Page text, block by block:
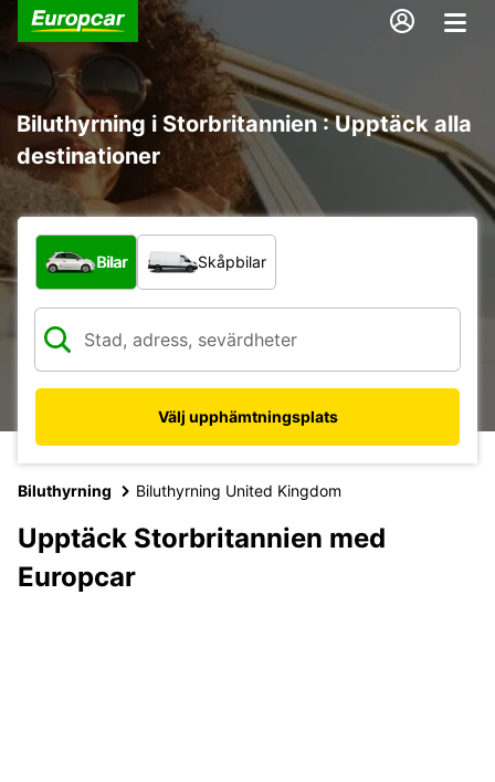
Biluthyrning i Storbritannien : Upptäck alla
destinationer
Vilken typ av fordon?
Bilar Skåpbilar
Välj upphämtningsplats
Biluthyrning Biluthyrning United Kingdom
Upptäck Storbritannien med
Europcar